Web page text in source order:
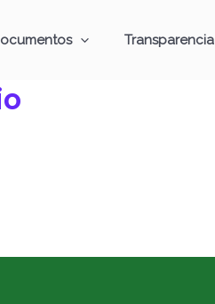
Transparencia